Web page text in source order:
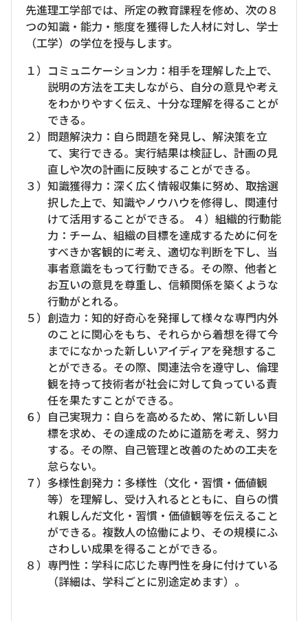
先進理工学部では、所定の教育課程を修め、次の８
つの知識・能力・態度を獲得した人材に対し、学士
（工学）の学位を授与します。
１）コミュニケーション力：相手を理解した上で、
説明の方法を工夫しながら、自分の意見や考え
をわかりやすく伝え、十分な理解を得ることが
できる。
２）問題解決力：自ら問題を発見し、解決策を立
て、実行できる。実行結果は検証し、計画の見
直しや次の計画に反映することができる。
３）知識獲得力：深く広く情報収集に努め、取捨選
択した上で、知識やノウハウを修得し、関連付
けて活用することができる。 ４）組織的行動能
力：チーム、組織の目標を達成するために何を
すべきか客観的に考え、適切な判断を下し、当
事者意識をもって行動できる。その際、他者と
お互いの意見を尊重し、信頼関係を築くような
行動がとれる。
５）創造力：知的好奇心を発揮して様々な専門内外
のことに関心をもち、それらから着想を得て今
までになかった新しいアイディアを発想するこ
とができる。その際、関連法令を遵守し、倫理
観を持って技術者が社会に対して負っている責
任を果たすことができる。
６）自己実現力：自らを高めるため、常に新しい目
標を求め、その達成のために道筋を考え、努力
する。その際、自己管理と改善のための工夫を
怠らない。
７）多様性創発力：多様性（文化・習慣・価値観
等）を理解し、受け入れるとともに、自らの慣
れ親しんだ文化・習慣・価値観等を伝えること
ができる。複数人の協働により、その規模にふ
さわしい成果を得ることができる。
８）専門性：学科に応じた専門性を身に付けている
（詳細は、学科ごとに別途定めます）。